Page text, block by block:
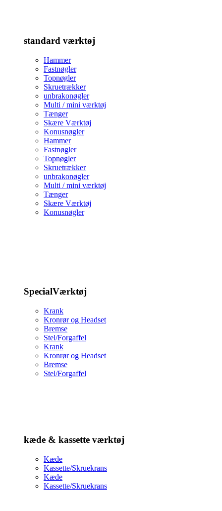
standard værktøj
Hammer
Fastnøgler
Topnøgler
Skruetrækker
unbrakonøgler
Multi / mini værktøj
Tænger
Skære Værktøj
Konusnøgler
Hammer
Fastnøgler
Topnøgler
Skruetrækker
unbrakonøgler
Multi / mini værktøj
Tænger
Skære Værktøj
Konusnøgler
SpecialVærktøj
Krank
Kronrør og Headset
Bremse
Stel/Forgaffel
Krank
Kronrør og Headset
Bremse
Stel/Forgaffel
kæde & kassette værktøj
Kæde
Kassette/Skruekrans
Kæde
Kassette/Skruekrans